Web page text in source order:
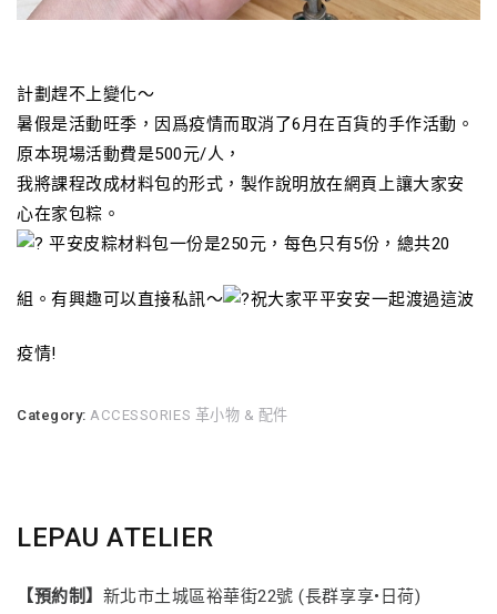
計劃趕不上變化～
暑假是活動旺季，因爲疫情而取消了6月在百貨的手作活動。
原本現場活動費是500元/人，
我將課程改成材料包的形式，製作說明放在網頁上讓大家安
心在家包粽。
平安皮粽材料包一份是250元，每色只有5份，總共20
組。有興趣可以直接私訊～ 祝大家平平安安一起渡過這波
疫情!
Category:ACCESSORIES 革小物 & 配件
LEPAU ATELIER
【預約制】 新北市土城區裕華街22號 (長群享享•日荷)